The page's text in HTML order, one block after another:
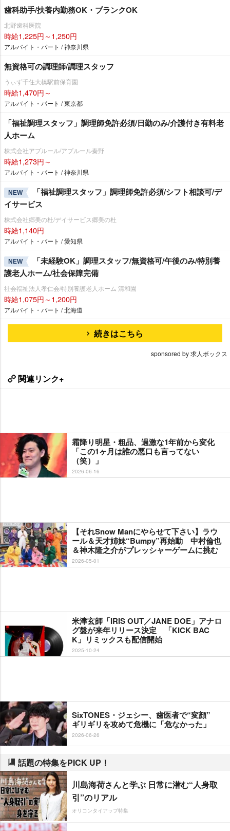
歯科助手/扶養内勤務OK・ブランクOK
北野歯科医院
時給1,225円～1,250円
アルバイト・パート / 神奈川県
無資格可の調理師/調理スタッフ
うぃず千住大橋駅前保育園
時給1,470円～
アルバイト・パート / 東京都
「福祉調理スタッフ」調理師免許必須/日勤のみ/介護付き有料老
人ホーム
株式会社アプルール/アプルール秦野
時給1,273円～
アルバイト・パート / 神奈川県
NEW
「福祉調理スタッフ」調理師免許必須/シフト相談可/デ
イサービス
株式会社郷美の杜/デイサービス郷美の杜
時給1,140円
アルバイト・パート / 愛知県
NEW
「未経験OK」調理スタッフ/無資格可/午後のみ/特別養
護老人ホーム/社会保障完備
社会福祉法人孝仁会/特別養護老人ホーム 清和園
時給1,075円～1,200円
アルバイト・パート / 北海道
続きはこちら
sponsored by 求人ボックス
関連リンク+
霜降り明星・粗品、過激な1年前から変化
「この1ヶ月は誰の悪口も言ってない
（笑）」
2026-06-16
【それSnow Manにやらせて下さい】ラウ
ール＆天才姉妹“Bumpy”再始動 中村倫也
＆神木隆之介がプレッシャーゲームに挑む
2026-05-01
米津玄師「IRIS OUT／JANE DOE」アナロ
グ盤が来年リリース決定 「KICK BAC
K」リミックスも配信開始
2025-10-24
SixTONES・ジェシー、歯医者で“変顔”
ギリギリを攻めて危機に「危なかった」
2026-06-26
話題の特集をPICK UP！
川島海荷さんと学ぶ 日常に潜む“人身取
引”のリアル
オリコンタイアップ特集